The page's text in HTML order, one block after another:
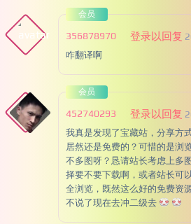
会员
登录以回复
356878970
咋翻译啊
会员
登录以回复
452740293
我真是发现了宝藏站，分享方
居然还是免费的？可惜的是浏
不多图呀？恳请站长考虑上多
择要不要下载啊，或者站长可
全浏览，既然这么好的免费资
不说了现在去冲二级去